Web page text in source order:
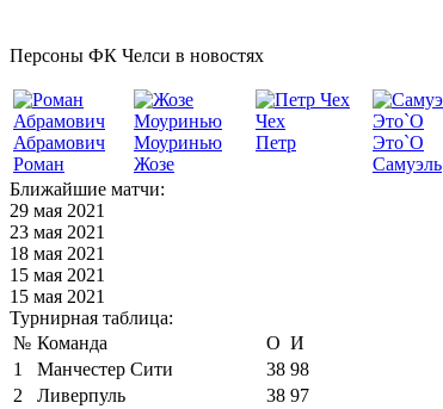
Персоны ФК Челси в новостях
Абрамович
Роман
Моуринью
Жозе
Чех
Петр
Это`О
Самуэль
Ближайшие матчи:
29 мая 2021
23 мая 2021
18 мая 2021
15 мая 2021
15 мая 2021
Турнирная таблица:
№ Команда О И
1
Манчестер Сити 38 98
2
Ливерпуль 38 97